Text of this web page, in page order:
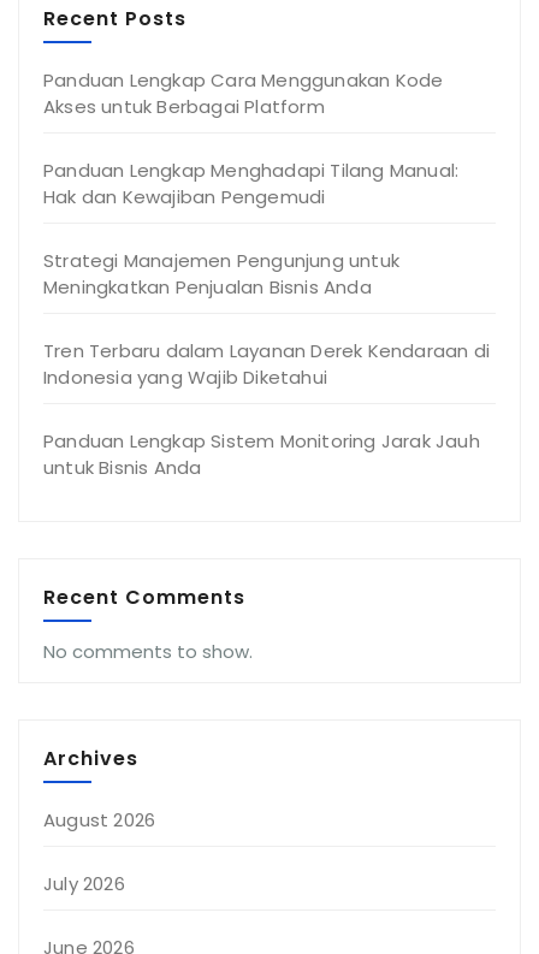
Recent Posts
Panduan Lengkap Cara Menggunakan Kode
Akses untuk Berbagai Platform
Panduan Lengkap Menghadapi Tilang Manual:
Hak dan Kewajiban Pengemudi
Strategi Manajemen Pengunjung untuk
Meningkatkan Penjualan Bisnis Anda
Tren Terbaru dalam Layanan Derek Kendaraan di
Indonesia yang Wajib Diketahui
Panduan Lengkap Sistem Monitoring Jarak Jauh
untuk Bisnis Anda
Recent Comments
No comments to show.
Archives
August 2026
July 2026
June 2026